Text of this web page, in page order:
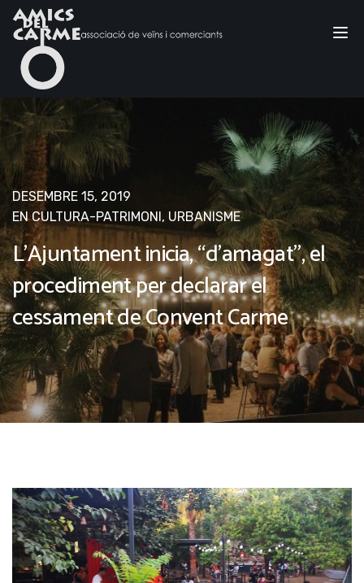
DESEMBRE 15, 2019
ENCULTURA-PATRIMONI, URBANISME
L’Ajuntament inicia, “d’amagat”, el
procediment per declarar el
cessament de Convent Carme